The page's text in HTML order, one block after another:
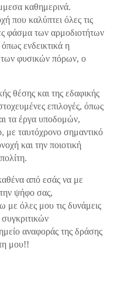
καθημερινά.
που καλύπτει όλες τις
φάσμα των αρμοδιοτήτων
ενδεικτικά η
των φυσικών πόρων, ο
θέσης και της εδαφικής
επιλογές, όπως
τα έργα υποδομών,
με ταυτόχρονο σημαντικό
και την ποιοτική
από εσάς να με
την ψήφο σας,
με όλες μου τις δυνάμεις
αναφοράς της δράσης
μου!!